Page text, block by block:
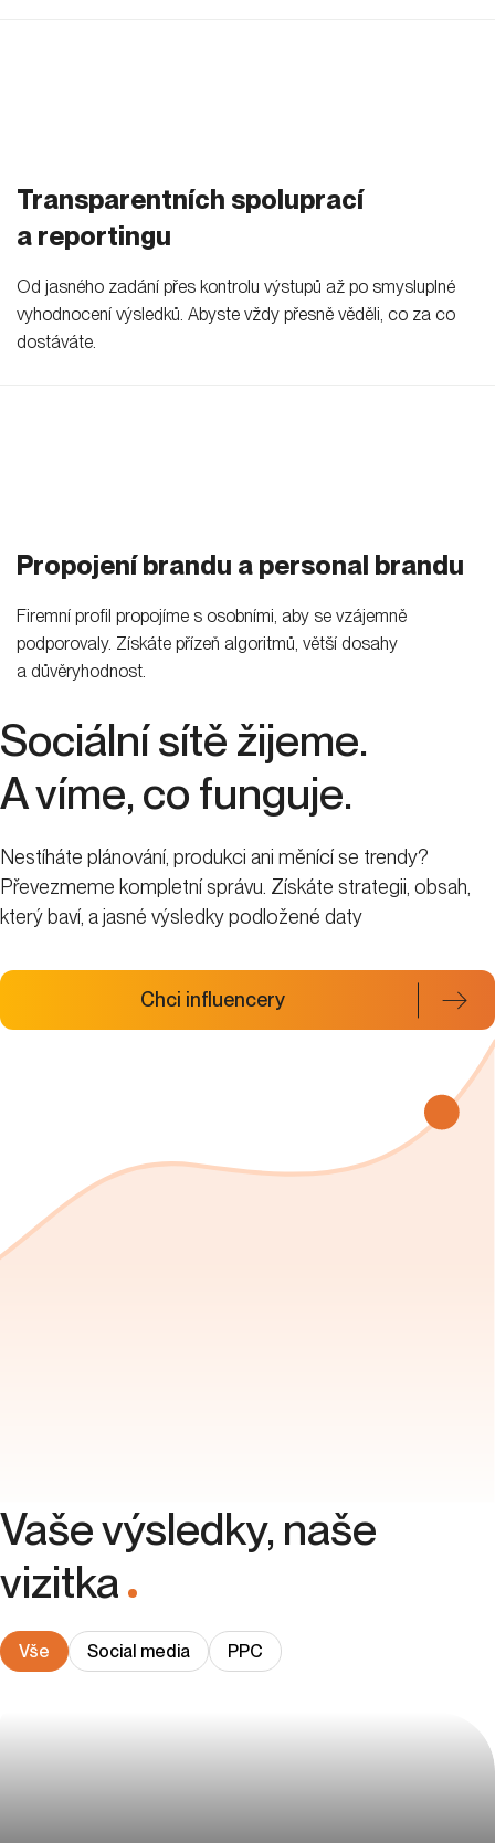
Transparentních spoluprací
a reportingu
Od jasného zadání přes kontrolu výstupů až po smysluplné
vyhodnocení výsledků. Abyste vždy přesně věděli, co za co
dostáváte.
Propojení brandu a personal brandu
Firemní profil propojíme s osobními, aby se vzájemně
podporovaly. Získáte přízeň algoritmů, větší dosahy
a důvěryhodnost.
Sociální sítě žijeme.
A víme, co funguje.
Nestíháte plánování, produkci ani měnící se trendy?
Převezmeme kompletní správu. Získáte strategii, obsah,
který baví, a jasné výsledky podložené daty
Chci influencery
Vaše výsledky, naše
vizitka
.
Vše Social media PPC